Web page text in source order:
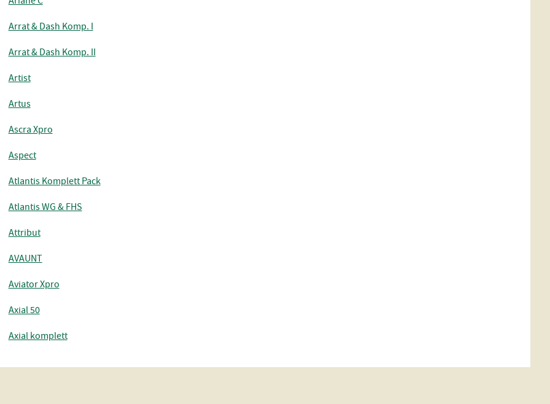
Arrat & Dash Komp. I
Arrat & Dash Komp. II
Artist
Artus
Ascra Xpro
Aspect
Atlantis Komplett Pack
Atlantis WG & FHS
Attribut
AVAUNT
Aviator Xpro
Axial 50
Axial komplett